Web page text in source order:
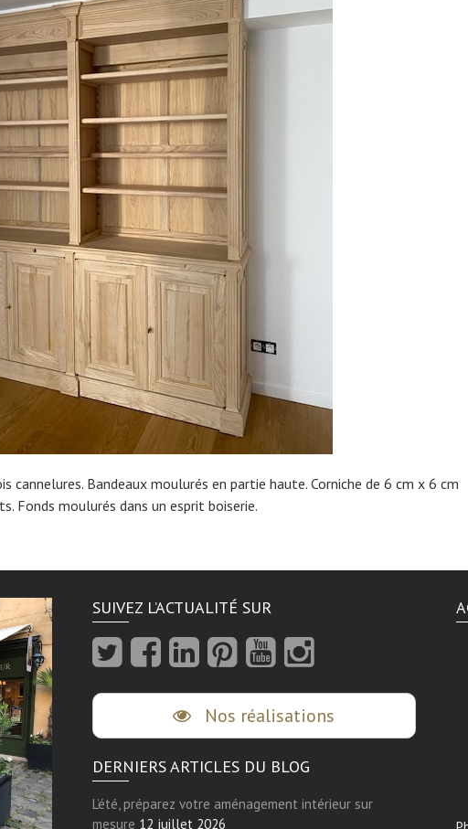
Bandeaux moulurés en partie haute. Corniche de 6 cm x 6 cm
Fonds moulurés dans un esprit boiserie.
SUIVEZ L’ACTUALITÉ SUR
Nos réalisations
DERNIERS ARTICLES DU BLOG
L’été, préparez votre aménagement intérieur sur
mesure 12 juillet 2026